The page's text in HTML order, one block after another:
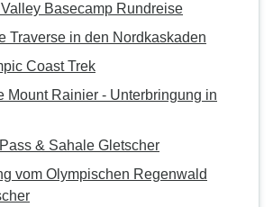
Basecamp Rundreise
Traverse in den Nordkaskaden
Coast Trek
Mount Rainier - Unterbringung in
& Sahale Gletscher
vom Olympischen Regenwald